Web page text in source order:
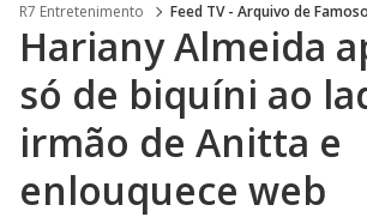
R7 Entretenimento Feed TV - Arquivo de
Hariany Almeida
só de biquíni ao
irmão de Anitta e
enlouquece web